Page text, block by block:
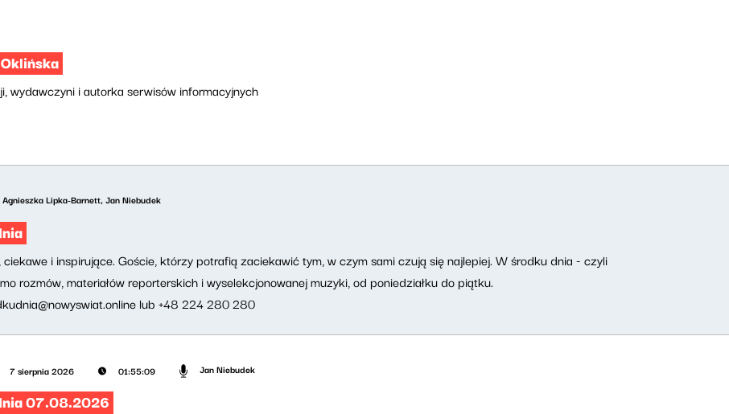
wydawczyni i autorka serwisów informacyjnych
Agnieszka Lipka-Barnett, Jan Niebudek
ciekawe i inspirujące. Goście, którzy potrafią zaciekawić tym, w czym sami czują się najlepiej. W środku dnia - czyli
rozmów, materiałów reporterskich i wyselekcjonowanej muzyki, od poniedziałku do piątku.
lub +48 224 280 280
7 sierpnia 2026 01:55:09 Jan Niebudek
07.08.2026